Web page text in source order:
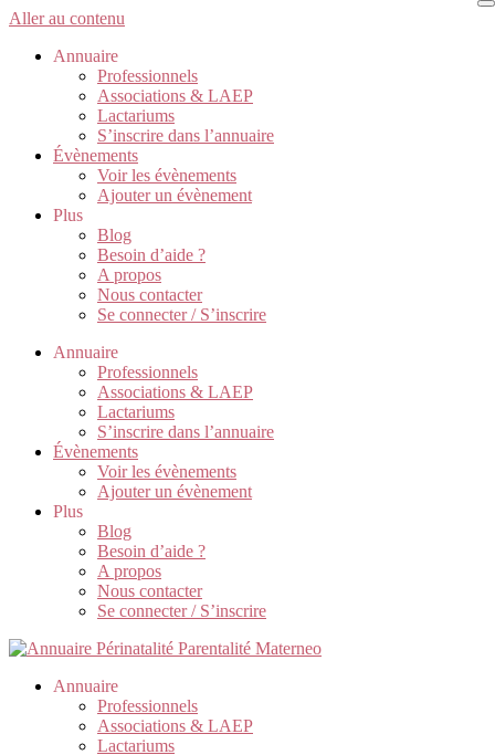
Aller au contenu
Annuaire
Professionnels
Associations & LAEP
Lactariums
S’inscrire dans l’annuaire
Évènements
Voir les évènements
Ajouter un évènement
Plus
Blog
Besoin d’aide ?
A propos
Nous contacter
Se connecter / S’inscrire
Annuaire
Professionnels
Associations & LAEP
Lactariums
S’inscrire dans l’annuaire
Évènements
Voir les évènements
Ajouter un évènement
Plus
Blog
Besoin d’aide ?
A propos
Nous contacter
Se connecter / S’inscrire
Annuaire
Professionnels
Associations & LAEP
Lactariums